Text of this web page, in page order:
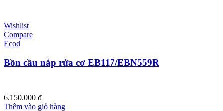
Wishlist
Compare
Ecod
Bồn cầu nắp rửa cơ EB117/EBN559R
6.150.000 ₫
Thêm vào giỏ hàng